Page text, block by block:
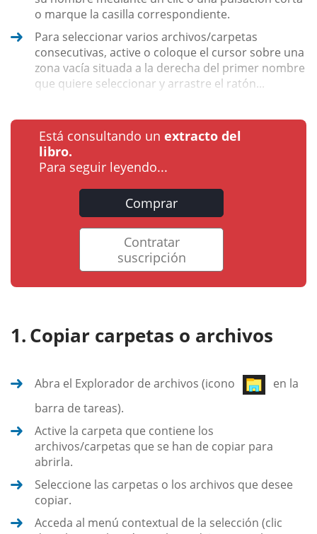
o marque la casilla correspondiente.
Para seleccionar varios archivos/carpetas
consecutivas, active o coloque el cursor sobre una
zona vacía situada a la derecha del primer nombre
que quiere seleccionar y arrastre el ratón...
Está consultando un extracto del
libro.
Para seguir leyendo...
Comprar
Contratar
suscripción
Copiar carpetas o archivos
Abra el Explorador de archivos (icono
en la
barra de tareas).
Active la carpeta que contiene los
archivos/carpetas que se han de copiar para
abrirla.
Seleccione las carpetas o los archivos que desee
copiar.
Acceda al menú contextual de la selección (clic